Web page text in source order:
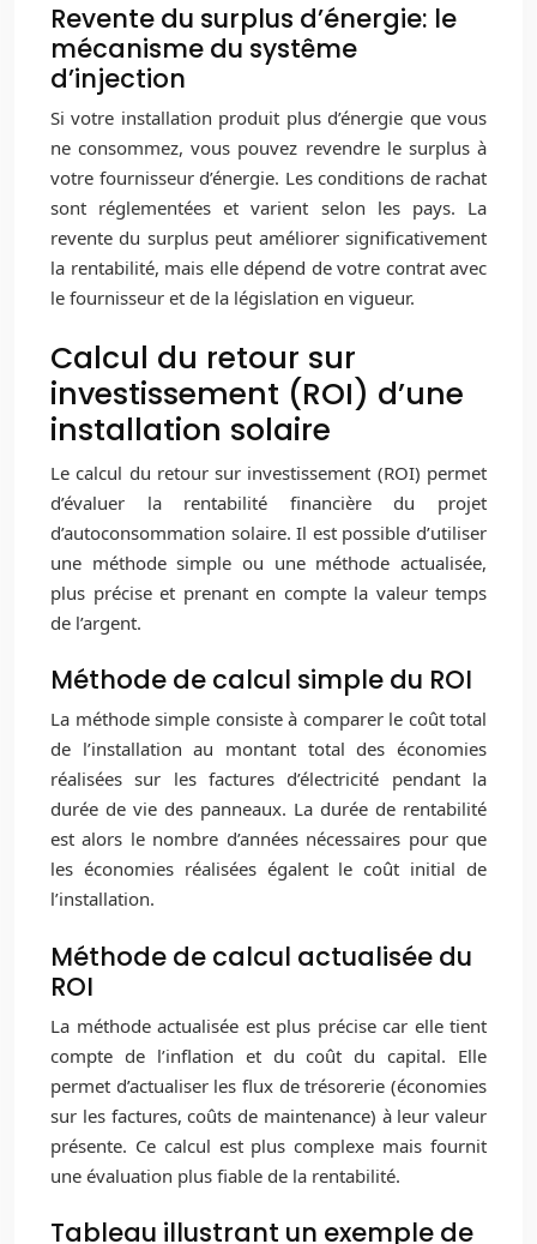
Revente du surplus d’énergie: le
mécanisme du systême
d’injection
Si votre installation produit plus d’énergie que vous
ne consommez, vous pouvez revendre le surplus à
votre fournisseur d’énergie. Les conditions de rachat
sont réglementées et varient selon les pays. La
revente du surplus peut améliorer significativement
la rentabilité, mais elle dépend de votre contrat avec
le fournisseur et de la législation en vigueur.
Calcul du retour sur
investissement (ROI) d’une
installation solaire
Le calcul du retour sur investissement (ROI) permet
d’évaluer la rentabilité financière du projet
d’autoconsommation solaire. Il est possible d’utiliser
une méthode simple ou une méthode actualisée,
plus précise et prenant en compte la valeur temps
de l’argent.
Méthode de calcul simple du ROI
La méthode simple consiste à comparer le coût total
de l’installation au montant total des économies
réalisées sur les factures d’électricité pendant la
durée de vie des panneaux. La durée de rentabilité
est alors le nombre d’années nécessaires pour que
les économies réalisées égalent le coût initial de
l’installation.
Méthode de calcul actualisée du
ROI
La méthode actualisée est plus précise car elle tient
compte de l’inflation et du coût du capital. Elle
permet d’actualiser les flux de trésorerie (économies
sur les factures, coûts de maintenance) à leur valeur
présente. Ce calcul est plus complexe mais fournit
une évaluation plus fiable de la rentabilité.
Tableau illustrant un exemple de